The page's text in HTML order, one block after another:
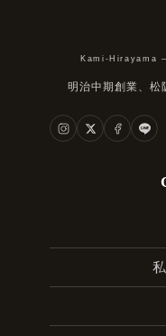
Kami-Hirayama
明治中期創業、松